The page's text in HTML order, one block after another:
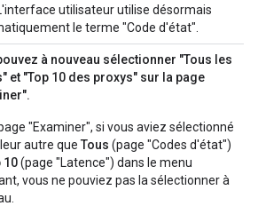
utilisateur utilise désormais
le terme "Code d'état".
à nouveau sélectionner "Tous les
et "Top 10 des proxys" sur la page
"Examiner", si vous aviez sélectionné
autre que Tous (page "Codes d'état")
10(page "Latence") dans le menu
vous ne pouviez pas la sélectionner à